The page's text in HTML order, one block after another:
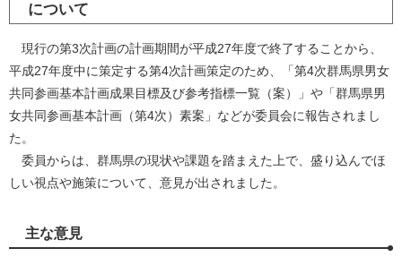
について
現行の第3次計画の計画期間が平成27年度で終了することから、
平成27年度中に策定する第4次計画策定のため、「第4次群馬県男女
共同参画基本計画成果目標及び参考指標一覧（案）」や「群馬県男
女共同参画基本計画（第4次）素案」などが委員会に報告されまし
た。
委員からは、群馬県の現状や課題を踏まえた上で、盛り込んでほ
しい視点や施策について、意見が出されました。
主な意見